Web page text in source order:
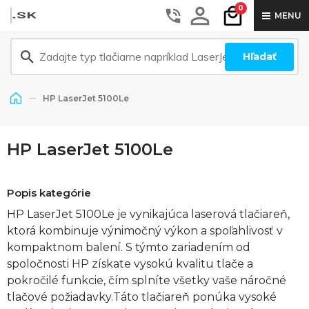
0
MENU
Hľadať
HP LaserJet 5100Le
HP LaserJet 5100Le
Popis kategórie
HP LaserJet 5100Le je vynikajúca laserová tlačiareň,
ktorá kombinuje výnimočný výkon a spoľahlivosť v
kompaktnom balení. S týmto zariadením od
spoločnosti HP získate vysokú kvalitu tlače a
pokročilé funkcie, čím splníte všetky vaše náročné
tlačové požiadavky.Táto tlačiareň ponúka vysoké